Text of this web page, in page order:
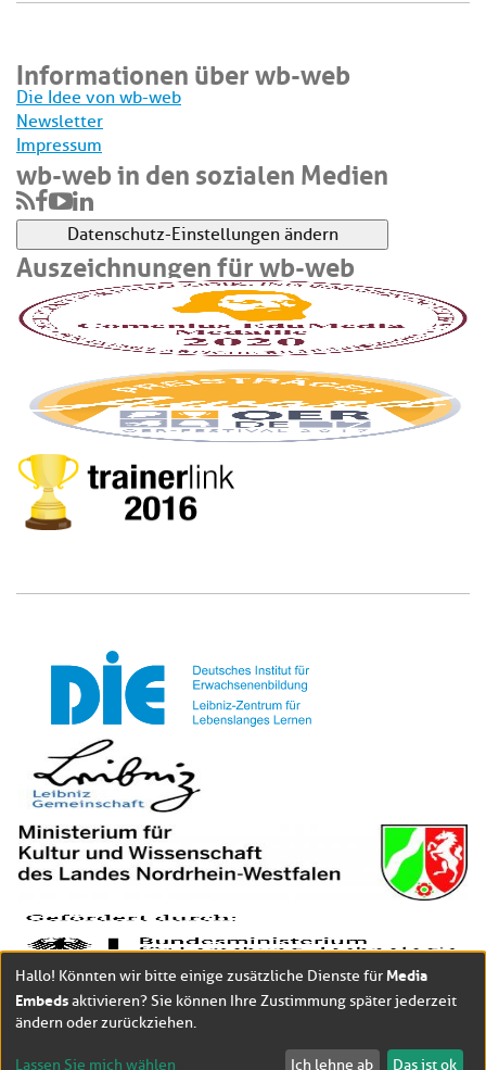
Informationen über wb-web
Die Idee von wb-web
Newsletter
Impressum
wb-web in den sozialen Medien
Datenschutz-Einstellungen ändern
Auszeichnungen für wb-web
Hallo! Könnten wir bitte einige zusätzliche Dienste für Media
Embedsaktivieren? Sie können Ihre Zustimmung später jederzeit
ändern oder zurückziehen.
Lassen Sie mich wählen Ich lehne ab Das ist ok